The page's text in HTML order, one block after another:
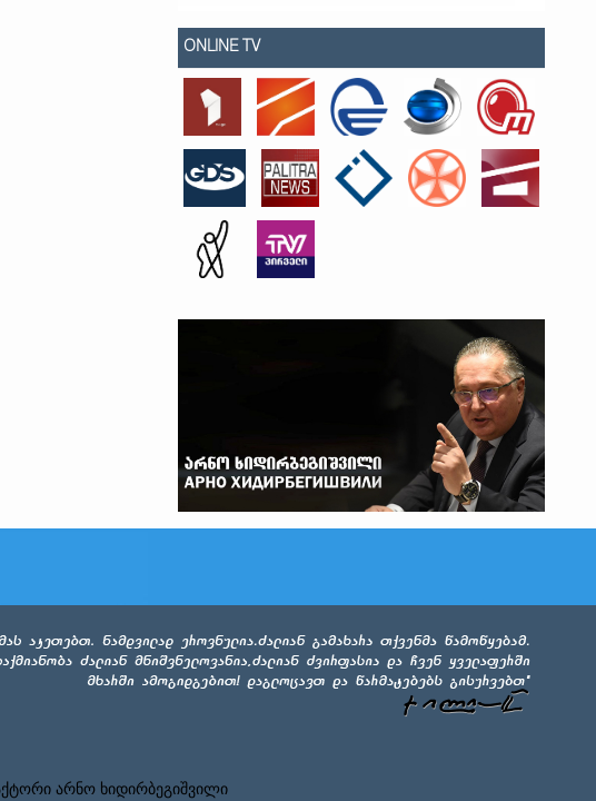
ONLINE TV
არნო ხიდირბეგიშვილი